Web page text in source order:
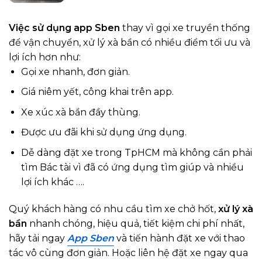
Việc sử dụng app Sben thay vì gọi xe truyền thống
để vận chuyển, xử lý xà bần có nhiều điểm tối ưu và
lợi ích hơn như:
Gọi xe nhanh, đơn giản.
Giá niêm yết, công khai trên app.
Xe xúc xà bần đầy thùng.
Được ưu đãi khi sử dụng ứng dụng.
Dễ dàng đặt xe trong TpHCM mà không cần phải
tìm Bác tài vì đã có ứng dụng tìm giúp và nhiều
lợi ích khác ….
Quý khách hàng có nhu cầu tìm xe chở hốt, xử lý xà
bần nhanh chóng, hiệu quả, tiết kiệm chi phí nhất,
hãy tải ngay App Sben và tiến hành đặt xe với thao
tác vô cùng đơn giản. Hoặc liên hệ đặt xe ngay qua